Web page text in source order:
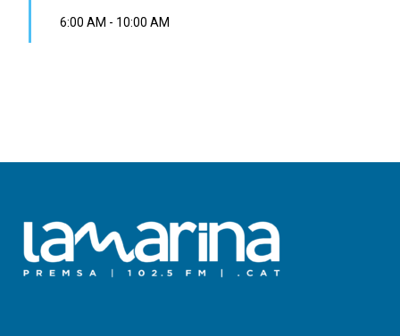
6:00 AM - 10:00 AM